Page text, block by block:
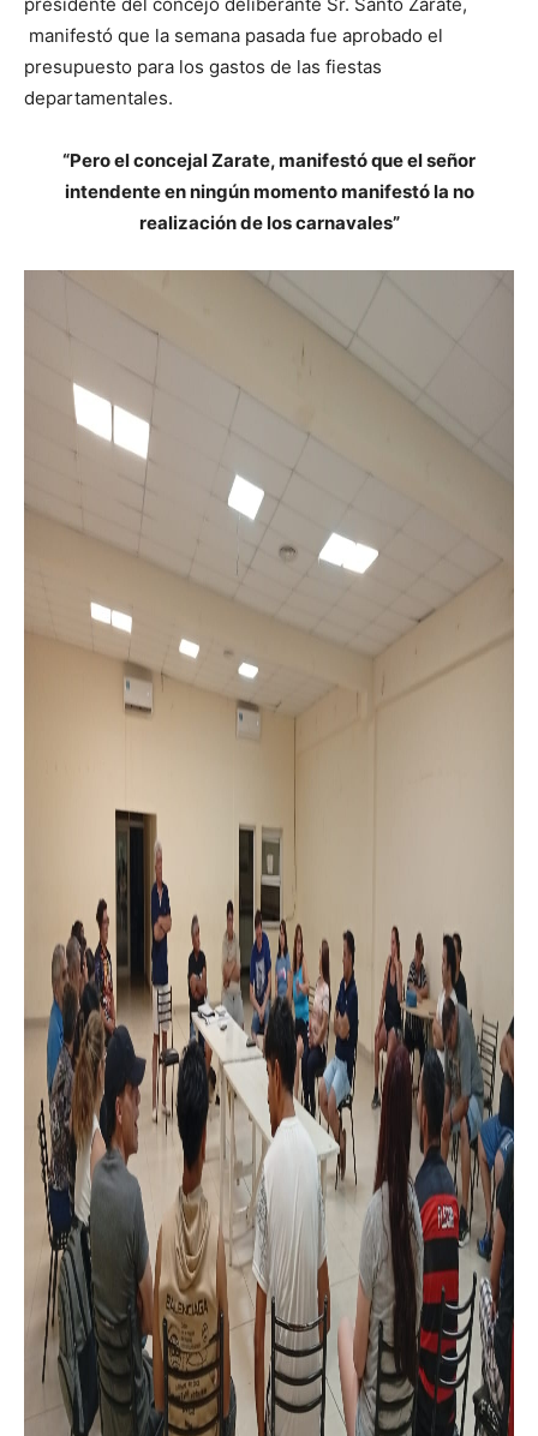
manifestó que la semana pasada fue aprobado el
presupuesto para los gastos de las fiestas
departamentales.
“Pero el concejal Zarate, manifestó que el señor
intendente en ningún momento manifestó la no
realización de los carnavales”